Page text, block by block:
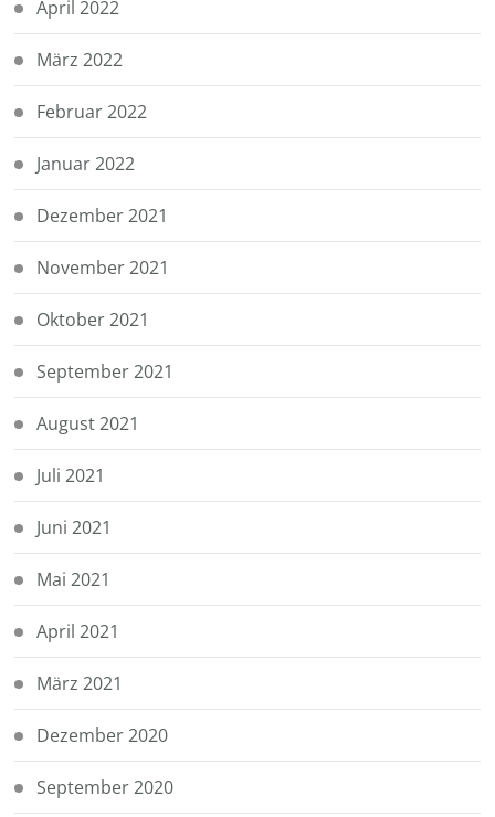
April 2022
März 2022
Februar 2022
Januar 2022
Dezember 2021
November 2021
Oktober 2021
September 2021
August 2021
Juli 2021
Juni 2021
Mai 2021
April 2021
März 2021
Dezember 2020
September 2020